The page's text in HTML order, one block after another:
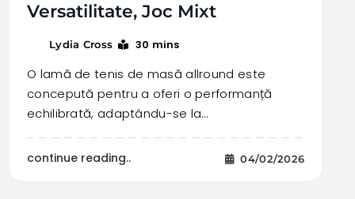
Versatilitate, Joc Mixt
Lydia Cross 30 mins
O lamă de tenis de masă allround este
concepută pentru a oferi o performanță
echilibrată, adaptându-se la…
continue reading.. 04/02/2026